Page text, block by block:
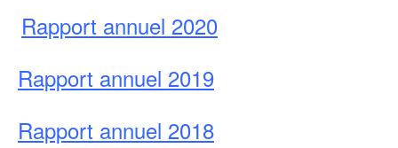
Protection des données
Rapport annuel 2020
Rapport annuel 2019
Rapport annuel 2018